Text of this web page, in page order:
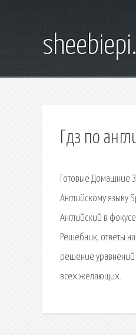
Гдз по
Готовые Домашние
Английскому языку
Английский в
Решебник, ответы
решение уравнений
всех желающих.